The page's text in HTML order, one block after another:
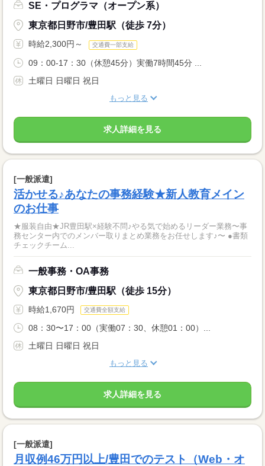
SE・プログラマ（オープン系）
東京都日野市/豊田駅（徒歩 7分）
時給2,300円～ 交通費一部支給
09：00-17：30（休憩45分）実働7時間45分 ...
土曜日 日曜日 祝日
もっと見る
求人詳細を見る
[一般派遣]
活かせる♪あなたの事務経験★新人教育メイン
のお仕事
★服装自由★JR豊田駅×経験不問♪やる気で始めるリーダー業務〜事
務センター内でのメンバー取りまとめ業務をお任せします♪〜 ●書類
チェックチーム...
一般事務・OA事務
東京都日野市/豊田駅（徒歩 15分）
時給1,670円 交通費全額支給
08：30〜17：00（実働07：30、休憩01：00）...
土曜日 日曜日 祝日
もっと見る
求人詳細を見る
[一般派遣]
月収例46万円以上/豊田でのテスト（Web・オ